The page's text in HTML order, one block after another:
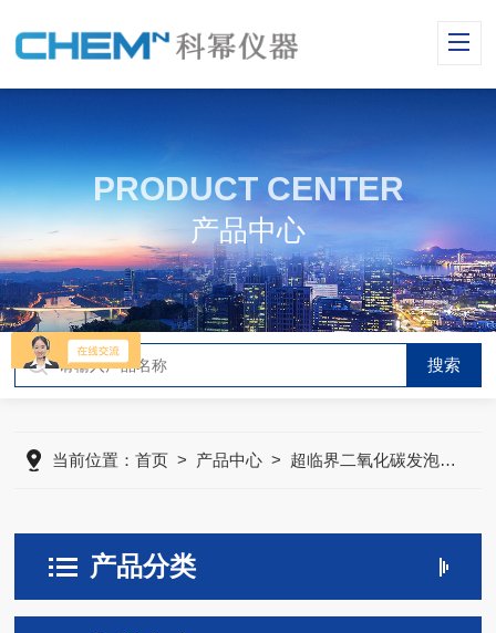
PRODUCT CENTER
产品中心
当前位置：首页 > 产品中心 > 超临界二氧化碳发泡装置
产品分类